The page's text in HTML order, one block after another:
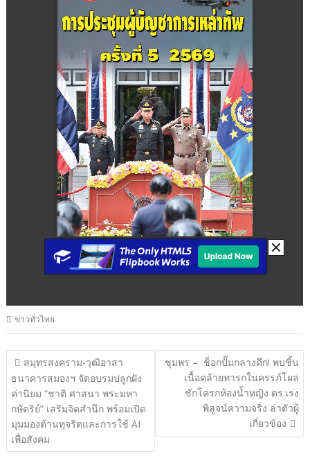
ข่าวทั่วไทย
แนะแนว
เรื่อง
สมุทรสงคราม-วุฒิอาสา
ธนาคารสมองฯ จัดอบรมปลูกฝัง
ค่านิยม “ชาติ ศาสนา พระมหา
กษัตริย์” เสริมจิตสำนึก พร้อมเปิด
มุมมองต้านทุจริตและการใช้ AI
เพื่อสังคม
ชุมพร – ช็อกปั๊มกลางดึก! พบชิ้น
เนื้อคล้ายทารกในครรภ์โผล่
ชักโครกห้องน้ำหญิง ตร.เร่ง
พิสูจน์ความจริง ล่าตัวผู้
เกี่ยวข้อง